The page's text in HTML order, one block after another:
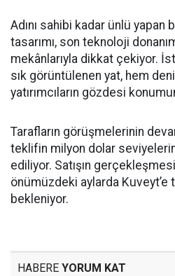
Adını sahibi kadar ünlü yapan
tasarımı, son teknoloji
mekânlarıyla dikkat çekiyor.
sık görüntülenen yat, hem
yatırımcıların gözdesi
Tarafların görüşmelerinin
teklifin milyon dolar
ediliyor. Satışın
önümüzdeki aylarda
bekleniyor.
HABERE YORUM KAT